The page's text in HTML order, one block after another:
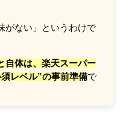
がない」というわけで
自体は、楽天スーパー
レベル”の事前準備で